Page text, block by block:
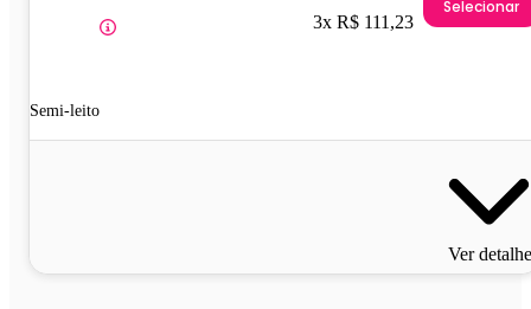
Semi-leito
3x R$ 111,23
Selecionar
Ver